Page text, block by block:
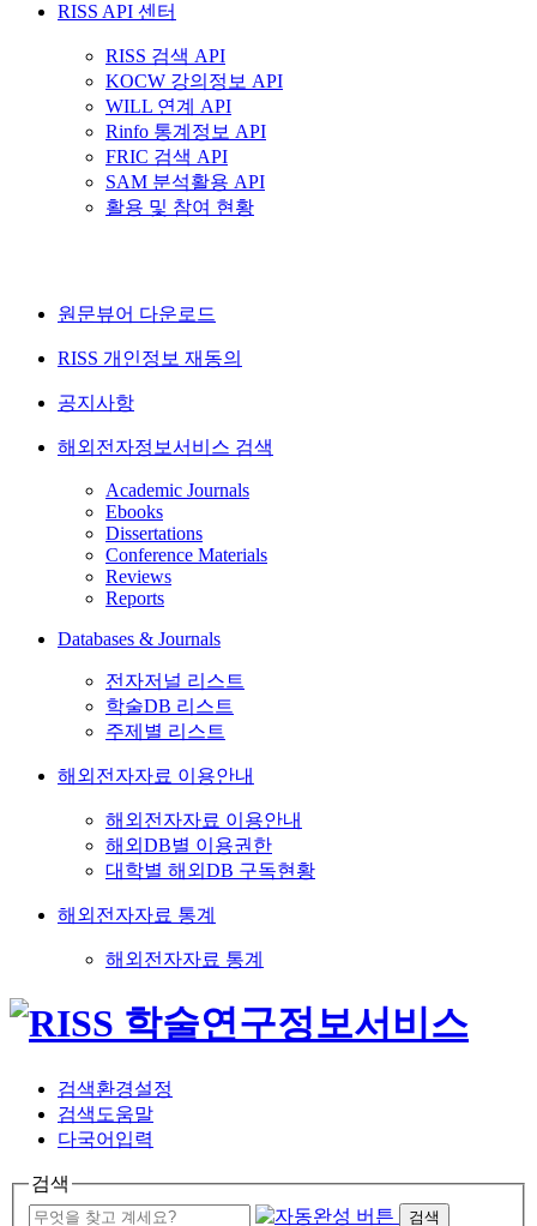
RISS API 센터
RISS 검색 API
KOCW 강의정보 API
WILL 연계 API
Rinfo 통계정보 API
FRIC 검색 API
SAM 분석활용 API
활용 및 참여 현황
원문뷰어 다운로드
RISS 개인정보 재동의
공지사항
해외전자정보서비스 검색
Academic Journals
Ebooks
Dissertations
Conference Materials
Reviews
Reports
Databases & Journals
전자저널 리스트
학술DB 리스트
주제별 리스트
해외전자자료 이용안내
해외전자자료 이용안내
해외DB별 이용권한
대학별 해외DB 구독현황
해외전자자료 통계
해외전자자료 통계
검색환경설정
검색도움말
다국어입력
검색
검색